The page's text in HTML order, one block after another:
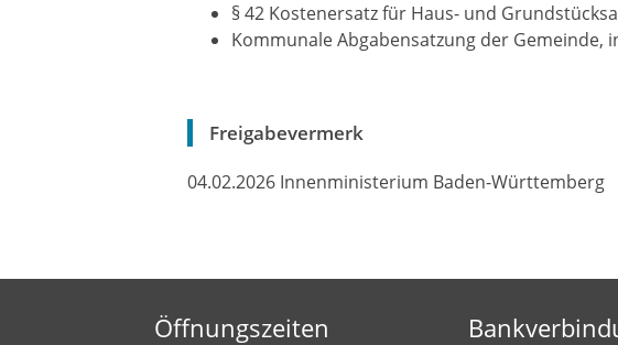
§ 42 Kostenersatz für Haus- und
Kommunale Abgabensatzung der Gemeinde,
Freigabevermerk
04.02.2026 Innenministerium Baden-Württemberg
Öffnungszeiten